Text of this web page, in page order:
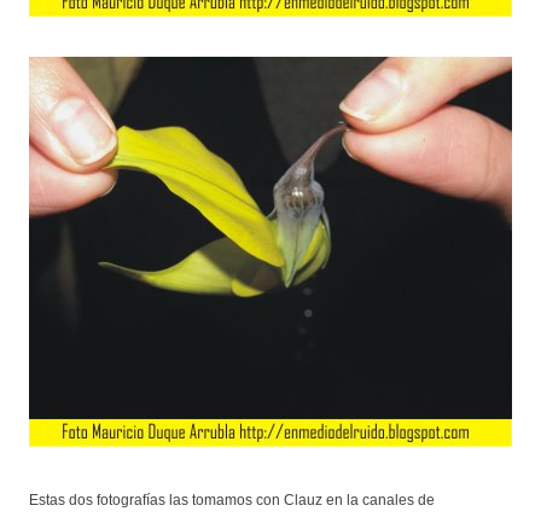
Estas dos fotografías las tomamos con Clauz en la canales de